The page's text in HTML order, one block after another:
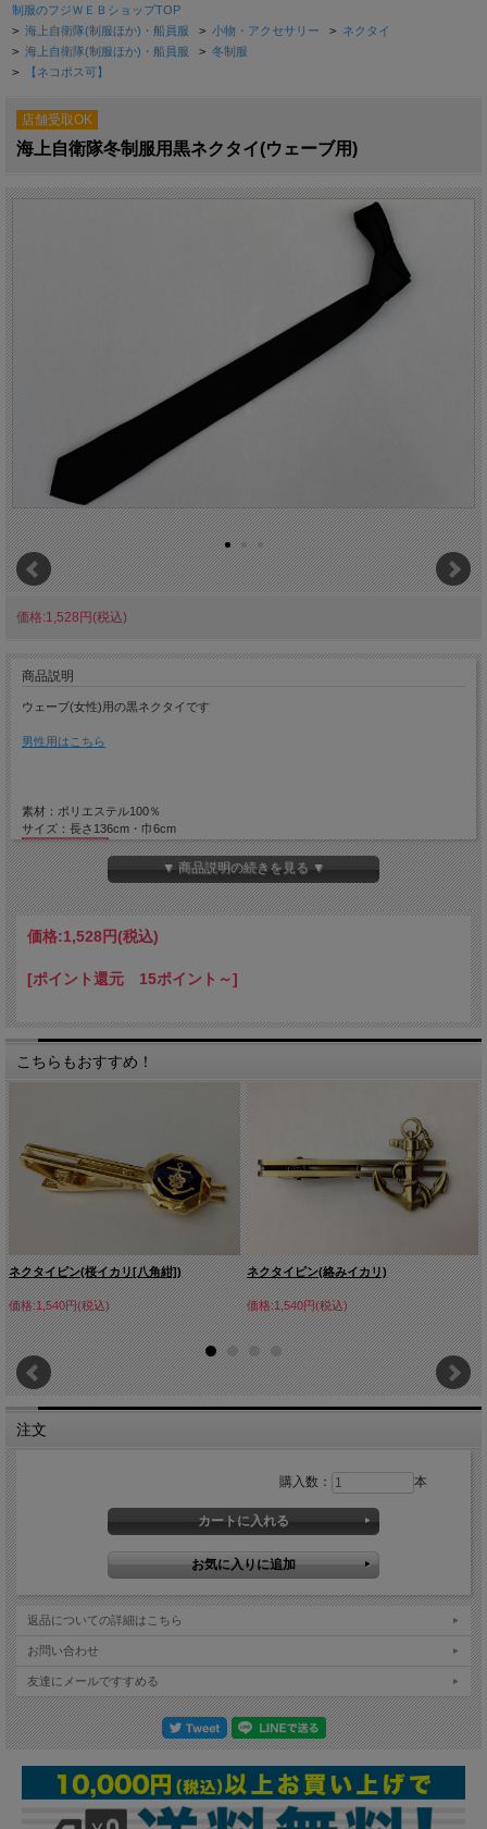
制服のフジＷＥＢショップTOP
> 海上自衛隊(制服ほか)・船員服 > 小物・アクセサリー > ネクタイ
> 海上自衛隊(制服ほか)・船員服 > 冬制服
> 【ネコポス可】
店舗受取OK
海上自衛隊冬制服用黒ネクタイ(ウェーブ用)
価格:1,528円(税込)
商品説明
ウェーブ(女性)用の黒ネクタイです
男性用はこちら
素材：ポリエステル100％
サイズ：長さ136cm・巾6cm
▼ 商品説明の続きを見る ▼
価格:1,528円(税込)
[ポイント還元 15ポイント～]
こちらもおすすめ！
ネクタイピン(桜イカリ[八角紺])
価格:1,540円(税込)
ネクタイピン(絡みイカリ)
価格:1,540円(税込)
注文
購入数： 本
返品についての詳細はこちら
お問い合わせ
友達にメールですすめる